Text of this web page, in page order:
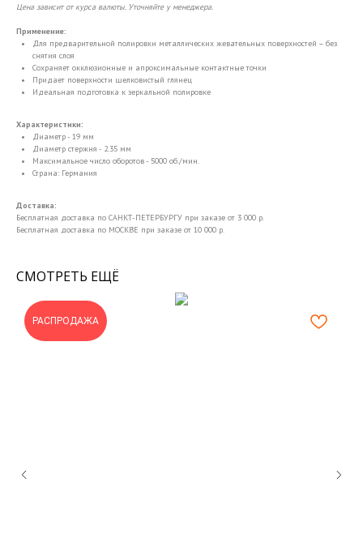
Цена зависит от курса валюты. Уточняйте у менеджера.
Применение:
Для предварительной полировки металлических жевательных поверхностей – без
снятия слоя
Сохраняет окклюзионные и апроксимальные контактные точки
Придает поверхности шелковистый глянец
Идеальная подготовка к зеркальной полировке
Характеристики:
Диаметр - 19 мм
Диаметр стержня - 2.35 мм
Максимальное число оборотов - 5000 об./мин.
Страна: Германия
Доставка:
Бесплатная доставка по САНКТ-ПЕТЕРБУРГУ при заказе от 3 000 р.
Бесплатная доставка по МОСКВЕ при заказе от 10 000 р.
СМОТРЕТЬ ЕЩЁ
РАСПРОДАЖА